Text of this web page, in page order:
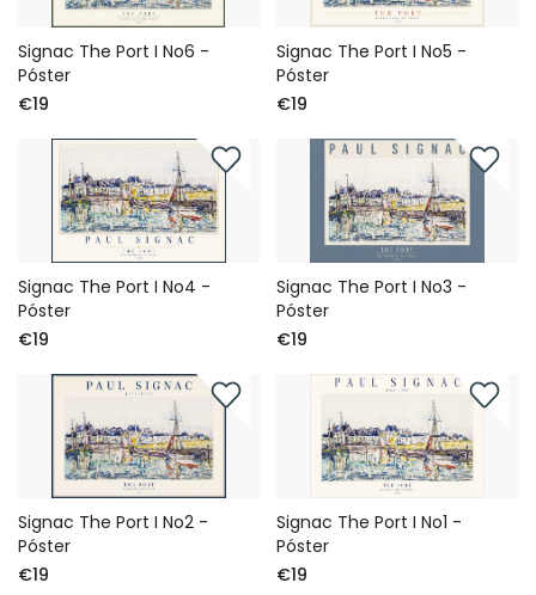
Signac The Port I No6 -
Póster
€19
Signac The Port I No5 -
Póster
€19
Signac The Port I No4 -
Póster
€19
Signac The Port I No3 -
Póster
€19
Signac The Port I No2 -
Póster
€19
Signac The Port I No1 -
Póster
€19